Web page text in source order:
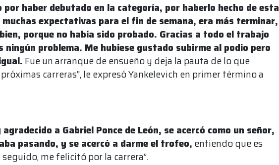
haber debutado en la categoría, por haberlo hecho de esta
muchas expectativas para el fin de semana, era más terminar,
porque no había sido probado. Gracias a todo el trabajo
ningún problema. Me hubiese gustado subirme al podio pero
Fue un arranque de ensueño y deja la pauta de lo que
carreras”, le expresó Yankelevich en primer término a
a Gabriel Ponce de León, se acercó como un señor,
pasando, y se acercó a darme el trofeo, entiendo que es
me felicitó por la carrera”.